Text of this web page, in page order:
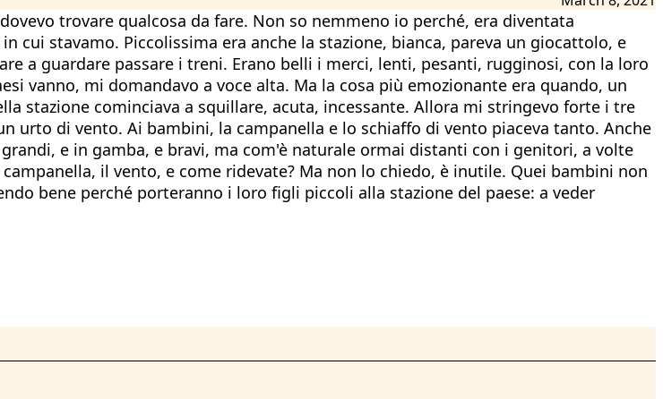
trovare qualcosa da fare. Non so nemmeno io perché, era diventata
cui stavamo. Piccolissima era anche la stazione, bianca, pareva un giocattolo, e
a guardare passare i treni. Erano belli i merci, lenti, pesanti, rugginosi, con la loro
vanno, mi domandavo a voce alta. Ma la cosa più emozionante era quando, un
stazione cominciava a squillare, acuta, incessante. Allora mi stringevo forte i tre
urto di vento. Ai bambini, la campanella e lo schiaffo di vento piaceva tanto. Anche
e in gamba, e bravi, ma com'è naturale ormai distanti con i genitori, a volte
il vento, e come ridevate? Ma non lo chiedo, è inutile. Quei bambini non
bene perché porteranno i loro figli piccoli alla stazione del paese: a veder